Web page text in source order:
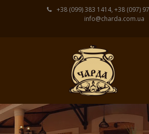
+38 (099) 383 1414, +38 (097)
info@charda.com.ua